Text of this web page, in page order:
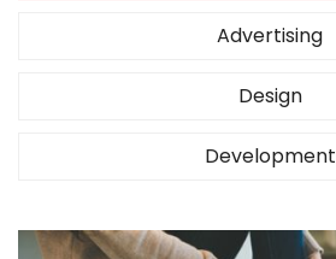
Advertising
Design
Development